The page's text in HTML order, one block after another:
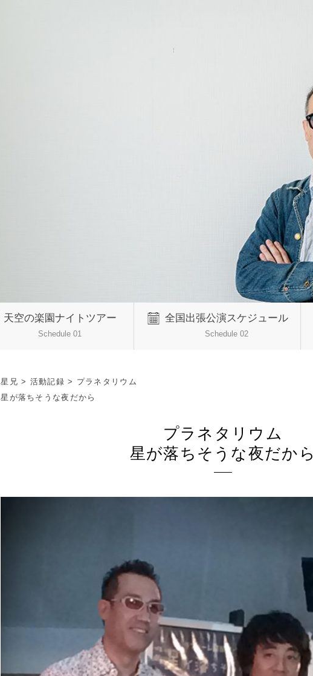
天空の楽園ナイトツアー
Schedule 01
全国出張公演スケジュール
Schedule 02
星兄 > 活動記録 > プラネタリウム
星が落ちそうな夜だから
プラネタリウム
星が落ちそうな夜だから